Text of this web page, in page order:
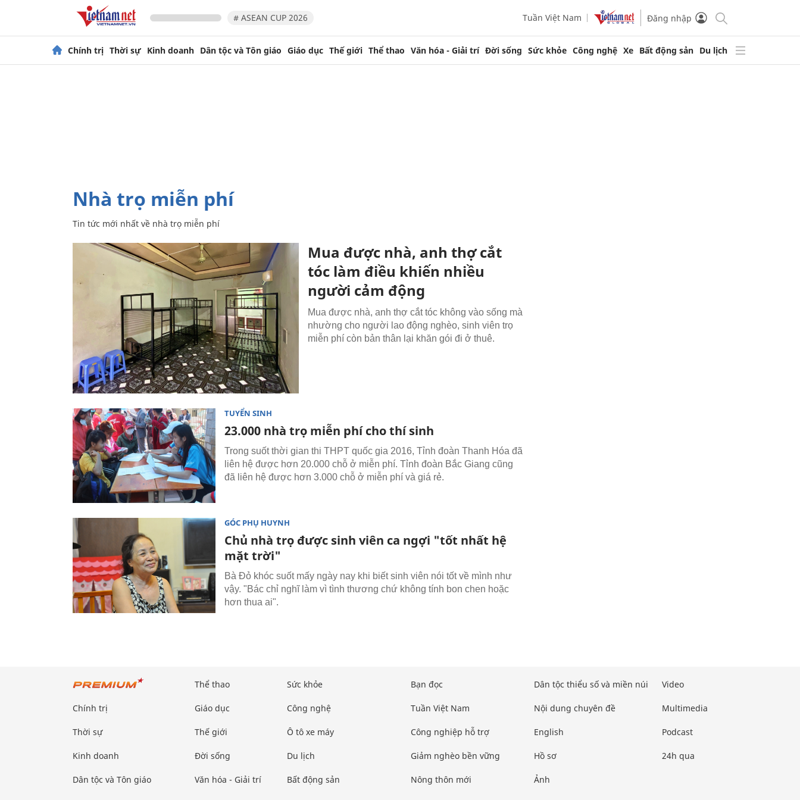
# ASEAN CUP 2026 Tuần Việt Nam Đăng nhập
Chính trị Thời sự Kinh doanh Dân tộc và Tôn giáo Giáo dục Thế giới Thể thao Văn hóa - Giải trí Đời sống Sức khỏe Công nghệ Xe Bất động sản Du lịch
nhà trọ miễn phí
Tin tức mới nhất về nhà trọ miễn phí
Mua được nhà, anh thợ cắt
tóc làm điều khiến nhiều
người cảm động
Mua được nhà, anh thợ cắt tóc không vào sống mà
nhường cho người lao động nghèo, sinh viên trọ
miễn phí còn bản thân lại khăn gói đi ở thuê.
TUYỂN SINH
23.000 nhà trọ miễn phí cho thí sinh
Trong suốt thời gian thi THPT quốc gia 2016, Tỉnh đoàn Thanh Hóa đã
liên hệ được hơn 20.000 chỗ ở miễn phí. Tỉnh đoàn Bắc Giang cũng
đã liên hệ được hơn 3.000 chỗ ở miễn phí và giá rẻ.
GÓC PHỤ HUYNH
Chủ nhà trọ được sinh viên ca ngợi "tốt nhất hệ
mặt trời"
Bà Đỏ khóc suốt mấy ngày nay khi biết sinh viên nói tốt về mình như
vậy. "Bác chỉ nghĩ làm vì tình thương chứ không tính bon chen hoặc
hơn thua ai".
Chính trị
Thời sự
Kinh doanh
Dân tộc và Tôn giáo
Thể thao
Giáo dục
Thế giới
Đời sống
Văn hóa - Giải trí
Sức khỏe
Công nghệ
Ô tô xe máy
Du lịch
Bất động sản
Bạn đọc
Tuần Việt Nam
Công nghiệp hỗ trợ
Giảm nghèo bền vững
Nông thôn mới
Dân tộc thiểu số và miền núi
Nội dung chuyên đề
English
Hồ sơ
Ảnh
Video
Multimedia
Podcast
24h qua